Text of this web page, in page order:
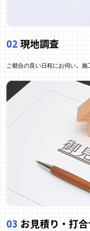
02 現地調査
ご都合の良い日程にお伺い。施
03 お見積り・打